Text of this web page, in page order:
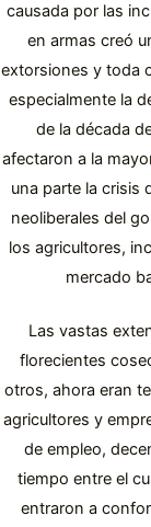
causada por las
en armas creó
extorsiones y toda
especialmente la
de la década
afectaron a la
una parte la crisis
neoliberales del
los agricultores,
mercado
Las vastas
florecientes
otros, ahora eran
agricultores y
de empleo,
tiempo entre el
entraron a